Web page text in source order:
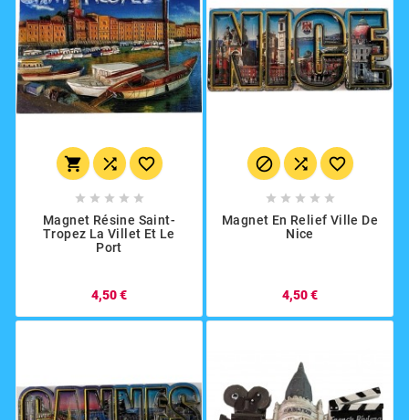
  
    
Magnet Résine Saint-
Tropez La Villet Et Le
Port
4,50 €
  
    
Magnet En Relief Ville De
Nice
4,50 €